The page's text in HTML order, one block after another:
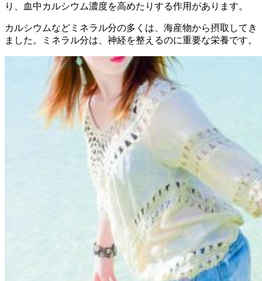
り、血中カルシウム濃度を高めたりする作用があります。
カルシウムなどミネラル分の多くは、海産物から摂取してき
ました。ミネラル分は、神経を整えるのに重要な栄養です。